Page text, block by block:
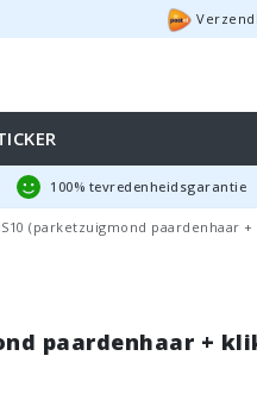
100% tevredenheidsgarantie
(parketzuigmond paardenhaar
paardenhaar +